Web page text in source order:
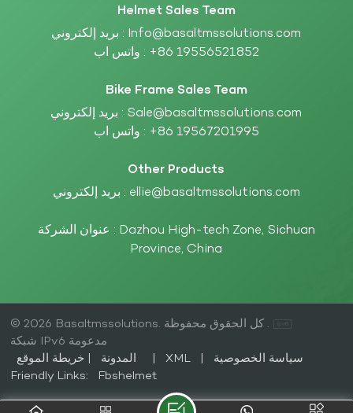
Helmet Sales Team
بريد إلكتروني : Info@basaltmssolutions.com
واتس اب : +86 19556521852
Bike Frame Sales Team
بريد إلكتروني : Sale@basaltmssolutions.com
واتس اب : +86 19567201995
Other Products
بريد إلكتروني : ellie@basaltmssolutions.com
عنوان الشركة : Dazhou High-tech Zone, Sichuan
Province, China
© 2026 Basaltmssolutions. كل الحقوق محفوظة .
شبكة IPv6 مدعومة
المدونة
| | XML |
سياسة الخصوصية
Friendly Links:
Fbshelmet